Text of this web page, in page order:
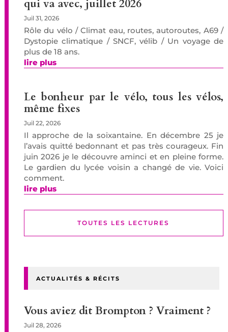
qui va avec, juillet 2026
Juil 31, 2026
Rôle du vélo / Climat eau, routes, autoroutes, A69 /
Dystopie climatique / SNCF, vélib / Un voyage de
plus de 18 ans.
lire plus
Le bonheur par le vélo, tous les vélos,
même fixes
Juil 22, 2026
Il approche de la soixantaine. En décembre 25 je
l’avais quitté bedonnant et pas très courageux. Fin
juin 2026 je le découvre aminci et en pleine forme.
Le gardien du lycée voisin a changé de vie. Voici
comment.
lire plus
TOUTES LES LECTURES
ACTUALITÉS & RÉCITS
Vous aviez dit Brompton ? Vraiment ?
Juil 28, 2026